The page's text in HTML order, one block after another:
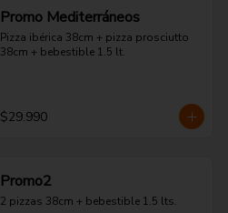
Promo Mediterráneos
Pizza ibérica 38cm + pizza prosciutto
38cm + bebestible 1.5 lt.
$29.990
Promo2
2 pizzas 38cm + bebestible 1.5 lts.